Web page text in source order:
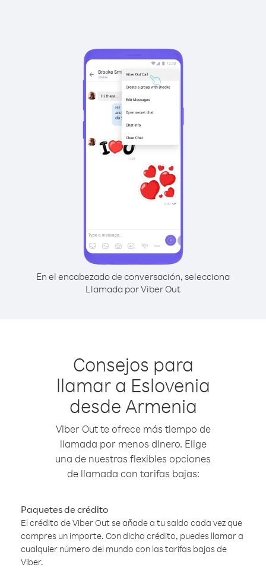
En el encabezado de conversación, selecciona
Llamada por Viber Out
Consejos para
llamar a Eslovenia
desde Armenia
Viber Out te ofrece más tiempo de
llamada por menos dinero. Elige
una de nuestras flexibles opciones
de llamada con tarifas bajas:
Paquetes de crédito
El crédito de Viber Out se añade a tu saldo cada vez que
compres un importe. Con dicho crédito, puedes llamar a
cualquier número del mundo con las tarifas bajas de
Viber.